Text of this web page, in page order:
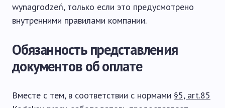
wynagrodzeń, только если это предусмотрено
внутренними правилами компании.
Обязанность представления
документов об оплате
Вместе с тем, в соответствии с нормами §5, art.85